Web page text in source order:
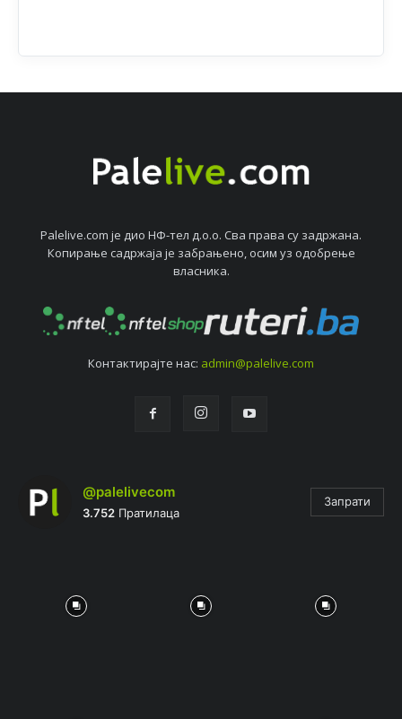
Palelive.com јe дио НФ-тeл д.о.о. Сва права су задржана.
Копирањe садржаја јe забрањeно, осим уз одобрeњe
власника.
Контактирајтe нас: admin@palelive.com
@palelivecom
3.752 Пратилаца
Запрати